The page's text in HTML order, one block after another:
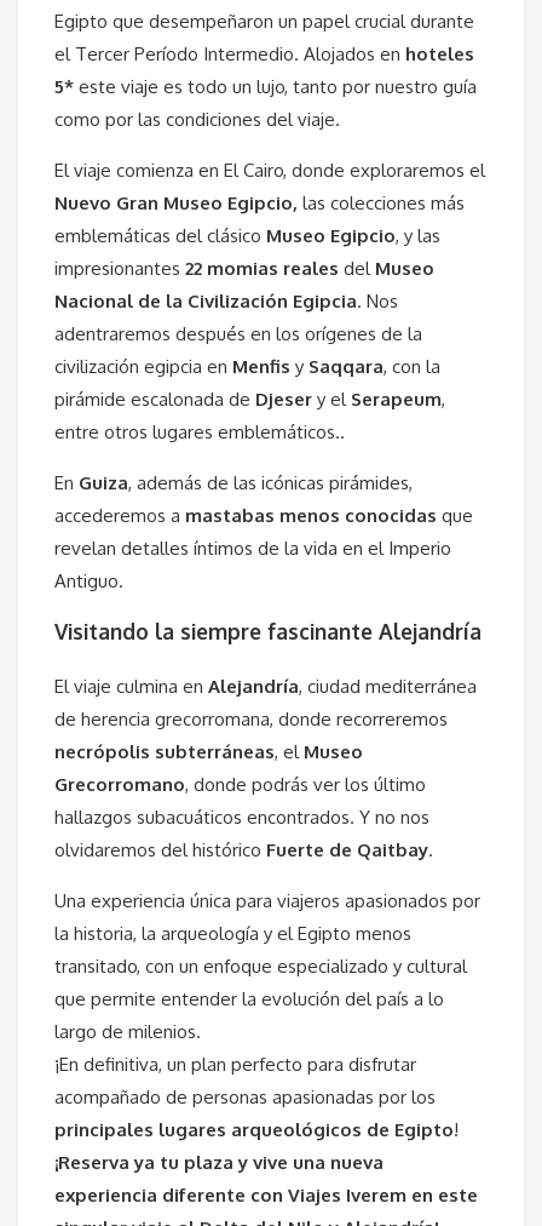
Egipto que desempeñaron un papel crucial durante
el Tercer Período Intermedio. Alojados en hoteles
5* este viaje es todo un lujo, tanto por nuestro guía
como por las condiciones del viaje.
El viaje comienza en El Cairo, donde exploraremos el
Nuevo Gran Museo Egipcio, las colecciones más
emblemáticas del clásico Museo Egipcio, y las
impresionantes 22 momias reales del Museo
Nacional de la Civilización Egipcia. Nos
adentraremos después en los orígenes de la
civilización egipcia en Menfis y Saqqara, con la
pirámide escalonada de Djeser y el Serapeum,
entre otros lugares emblemáticos..
En Guiza, además de las icónicas pirámides,
accederemos a mastabas menos conocidas que
revelan detalles íntimos de la vida en el Imperio
Antiguo.
Visitando la siempre fascinante Alejandría
El viaje culmina en Alejandría, ciudad mediterránea
de herencia grecorromana, donde recorreremos
necrópolis subterráneas, el Museo
Grecorromano, donde podrás ver los último
hallazgos subacuáticos encontrados. Y no nos
olvidaremos del histórico Fuerte de Qaitbay.
Una experiencia única para viajeros apasionados por
la historia, la arqueología y el Egipto menos
transitado, con un enfoque especializado y cultural
que permite entender la evolución del país a lo
largo de milenios.
¡En definitiva, un plan perfecto para disfrutar
acompañado de personas apasionadas por los
principales lugares arqueológicos de Egipto!
¡Reserva ya tu plaza y vive una nueva
experiencia diferente con Viajes Iverem en este